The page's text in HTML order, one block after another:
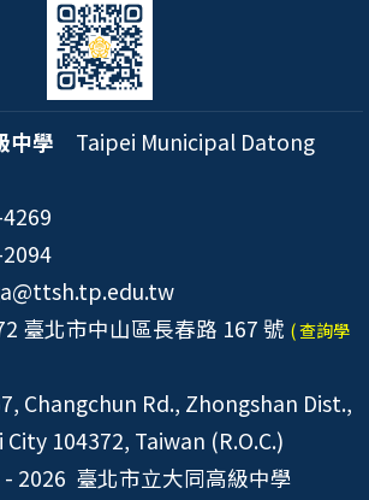
中學 Taipei Municipal Datong
臺北市中山區長春路 167 號 ( 查詢學
Changchun Rd., Zhongshan Dist.,
City 104372, Taiwan (R.O.C.)
2026 臺北市立大同高級中學